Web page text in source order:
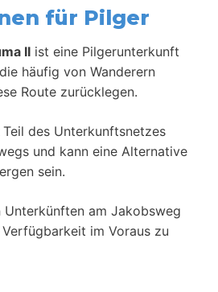
für Pilger
II ist eine Pilgerunterkunft
häufig von Wanderern
Route zurücklegen.
des Unterkunftsnetzes
und kann eine Alternative
sein.
Unterkünften am Jakobsweg
im Voraus zu